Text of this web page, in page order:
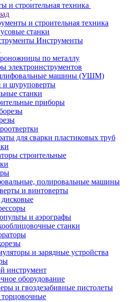
и строительная техника
и строительная техника
станки
Инструменты
по металлу
электроинструментов
машины (УШМ)
и шуруповерты
станки
приборы
для сварки пластиковых труб
строительные
полировальные машины
и винтоверты
и аэрографы
станки
и зарядные устройства
инструмент
оборудование
и гвоздезабивные пистолеты